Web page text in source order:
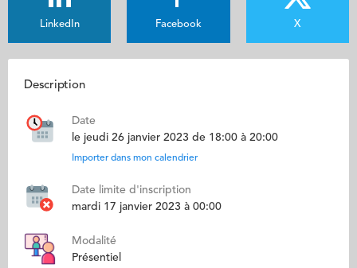
LinkedIn Facebook X
Description
Date
le jeudi 26 janvier 2023 de 18:00 à 20:00
Importer dans mon calendrier
Date limite d'inscription
mardi 17 janvier 2023 à 00:00
Modalité
Présentiel